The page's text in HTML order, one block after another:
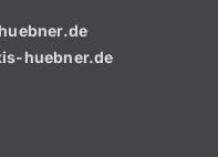
huebner.de